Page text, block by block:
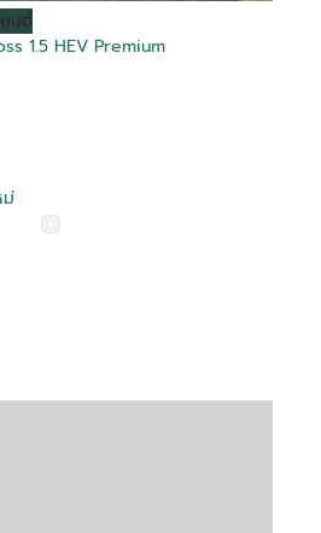
นต์
1.5 HEV Premium
ม่